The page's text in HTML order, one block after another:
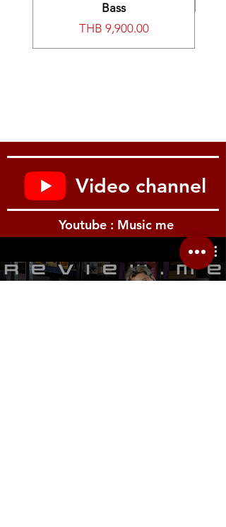
Bass
價格
THB 9,900.00
Video channel
Youtube : Music me